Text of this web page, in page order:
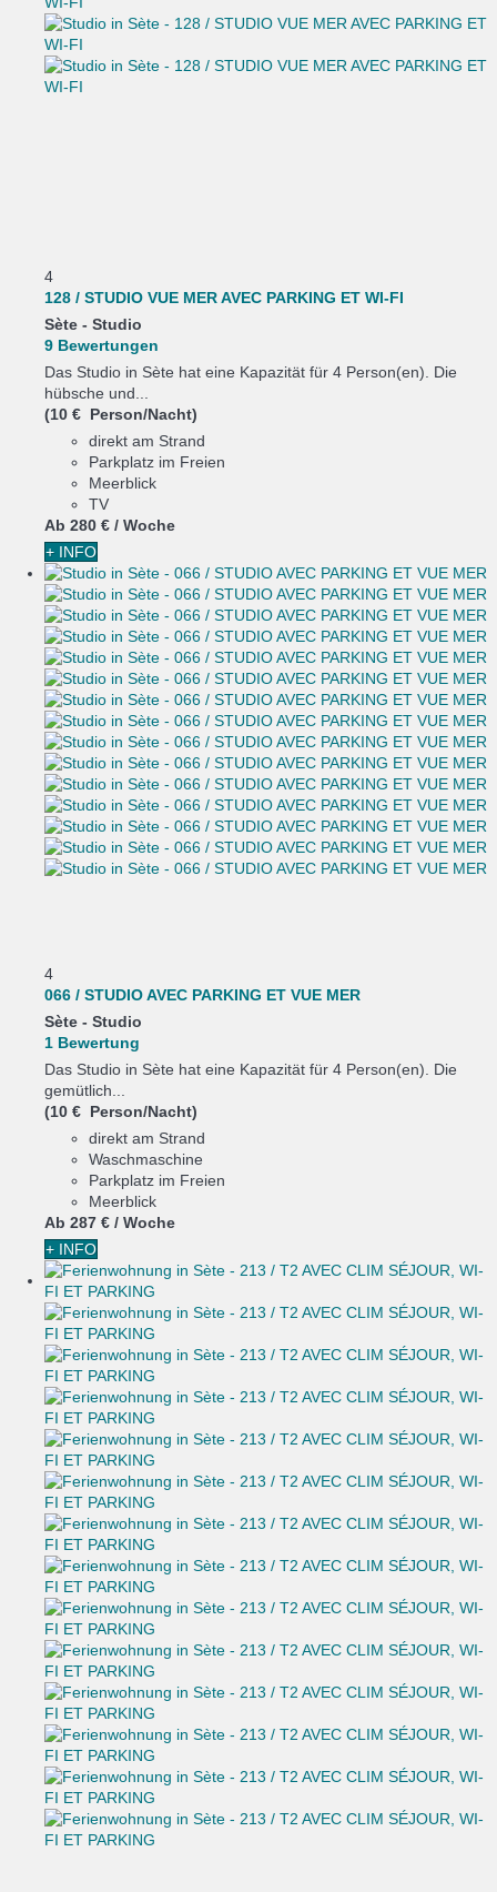
4
128 / STUDIO VUE MER AVEC PARKING ET WI-FI
Sète - Studio
9 Bewertungen
Das Studio in Sète hat eine Kapazität für 4 Person(en). Die
hübsche und...
(10 € Person/Nacht)
direkt am Strand
Parkplatz im Freien
Meerblick
TV
Ab 280 € / Woche
+ INFO
4
066 / STUDIO AVEC PARKING ET VUE MER
Sète - Studio
1 Bewertung
Das Studio in Sète hat eine Kapazität für 4 Person(en). Die
gemütlich...
(10 € Person/Nacht)
direkt am Strand
Waschmaschine
Parkplatz im Freien
Meerblick
Ab 287 € / Woche
+ INFO